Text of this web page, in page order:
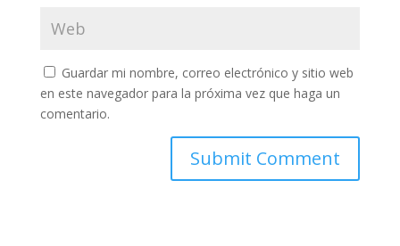
Guardar mi nombre, correo electrónico y sitio web
en este navegador para la próxima vez que haga un
comentario.